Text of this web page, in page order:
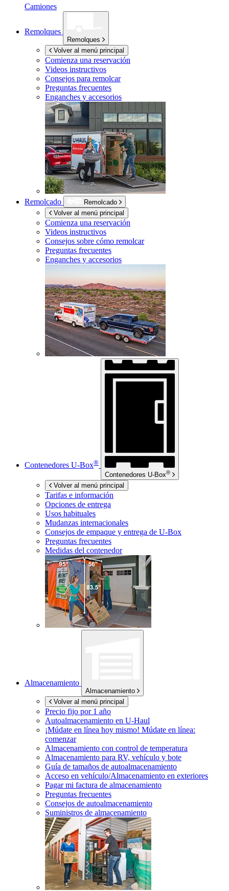
Camiones
Remolques
Remolques
Volver al menú principal
Comienza una reservación
Videos instructivos
Consejos para remolcar
Preguntas frecuentes
Enganches y accesorios
Remolcado
Remolcado
Volver al menú principal
Comienza una reservación
Videos instructivos
Consejos sobre cómo remolcar
Preguntas frecuentes
Enganches y accesorios
Contenedores U-Box®
Contenedores U-Box®
Volver al menú principal
Tarifas e información
Opciones de entrega
Usos habituales
Mudanzas internacionales
Consejos de empaque y entrega de U-Box
Preguntas frecuentes
Medidas del contenedor
Almacenamiento
Almacenamiento
Volver al menú principal
Precio fijo por 1 año
Autoalmacenamiento en U-Haul
¡Múdate en línea hoy mismo! Múdate en línea:
comenzar
Almacenamiento con control de temperatura
Almacenamiento para RV, vehículo y bote
Guía de tamaños de autoalmacenamiento
Acceso en vehículo/Almacenamiento en exteriores
Pagar mi factura de almacenamiento
Preguntas frecuentes
Consejos de autoalmacenamiento
Suministros de almacenamiento